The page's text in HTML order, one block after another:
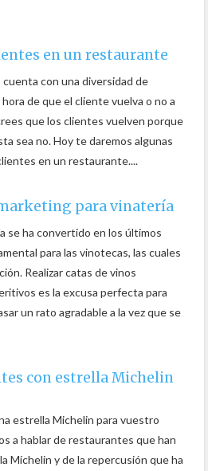
en un restaurante
con una diversidad de
de que el cliente vuelva o no a
que los clientes vuelven porque
sea no. Hoy te daremos algunas
en un restaurante....
para vinatería
se ha convertido en los últimos
para las vinotecas, las cuales
Realizar catas de vinos
es la excusa perfecta para
un rato agradable a la vez que se
con estrella Michelin
estrella Michelin para vuestro
a hablar de restaurantes que han
Michelin y de la repercusión que ha